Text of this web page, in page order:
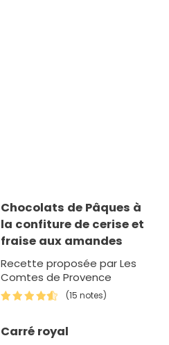
Chocolats de Pâques à
la confiture de cerise et
fraise aux amandes
Recette proposée par Les
Comtes de Provence
(15 notes)
Carré royal